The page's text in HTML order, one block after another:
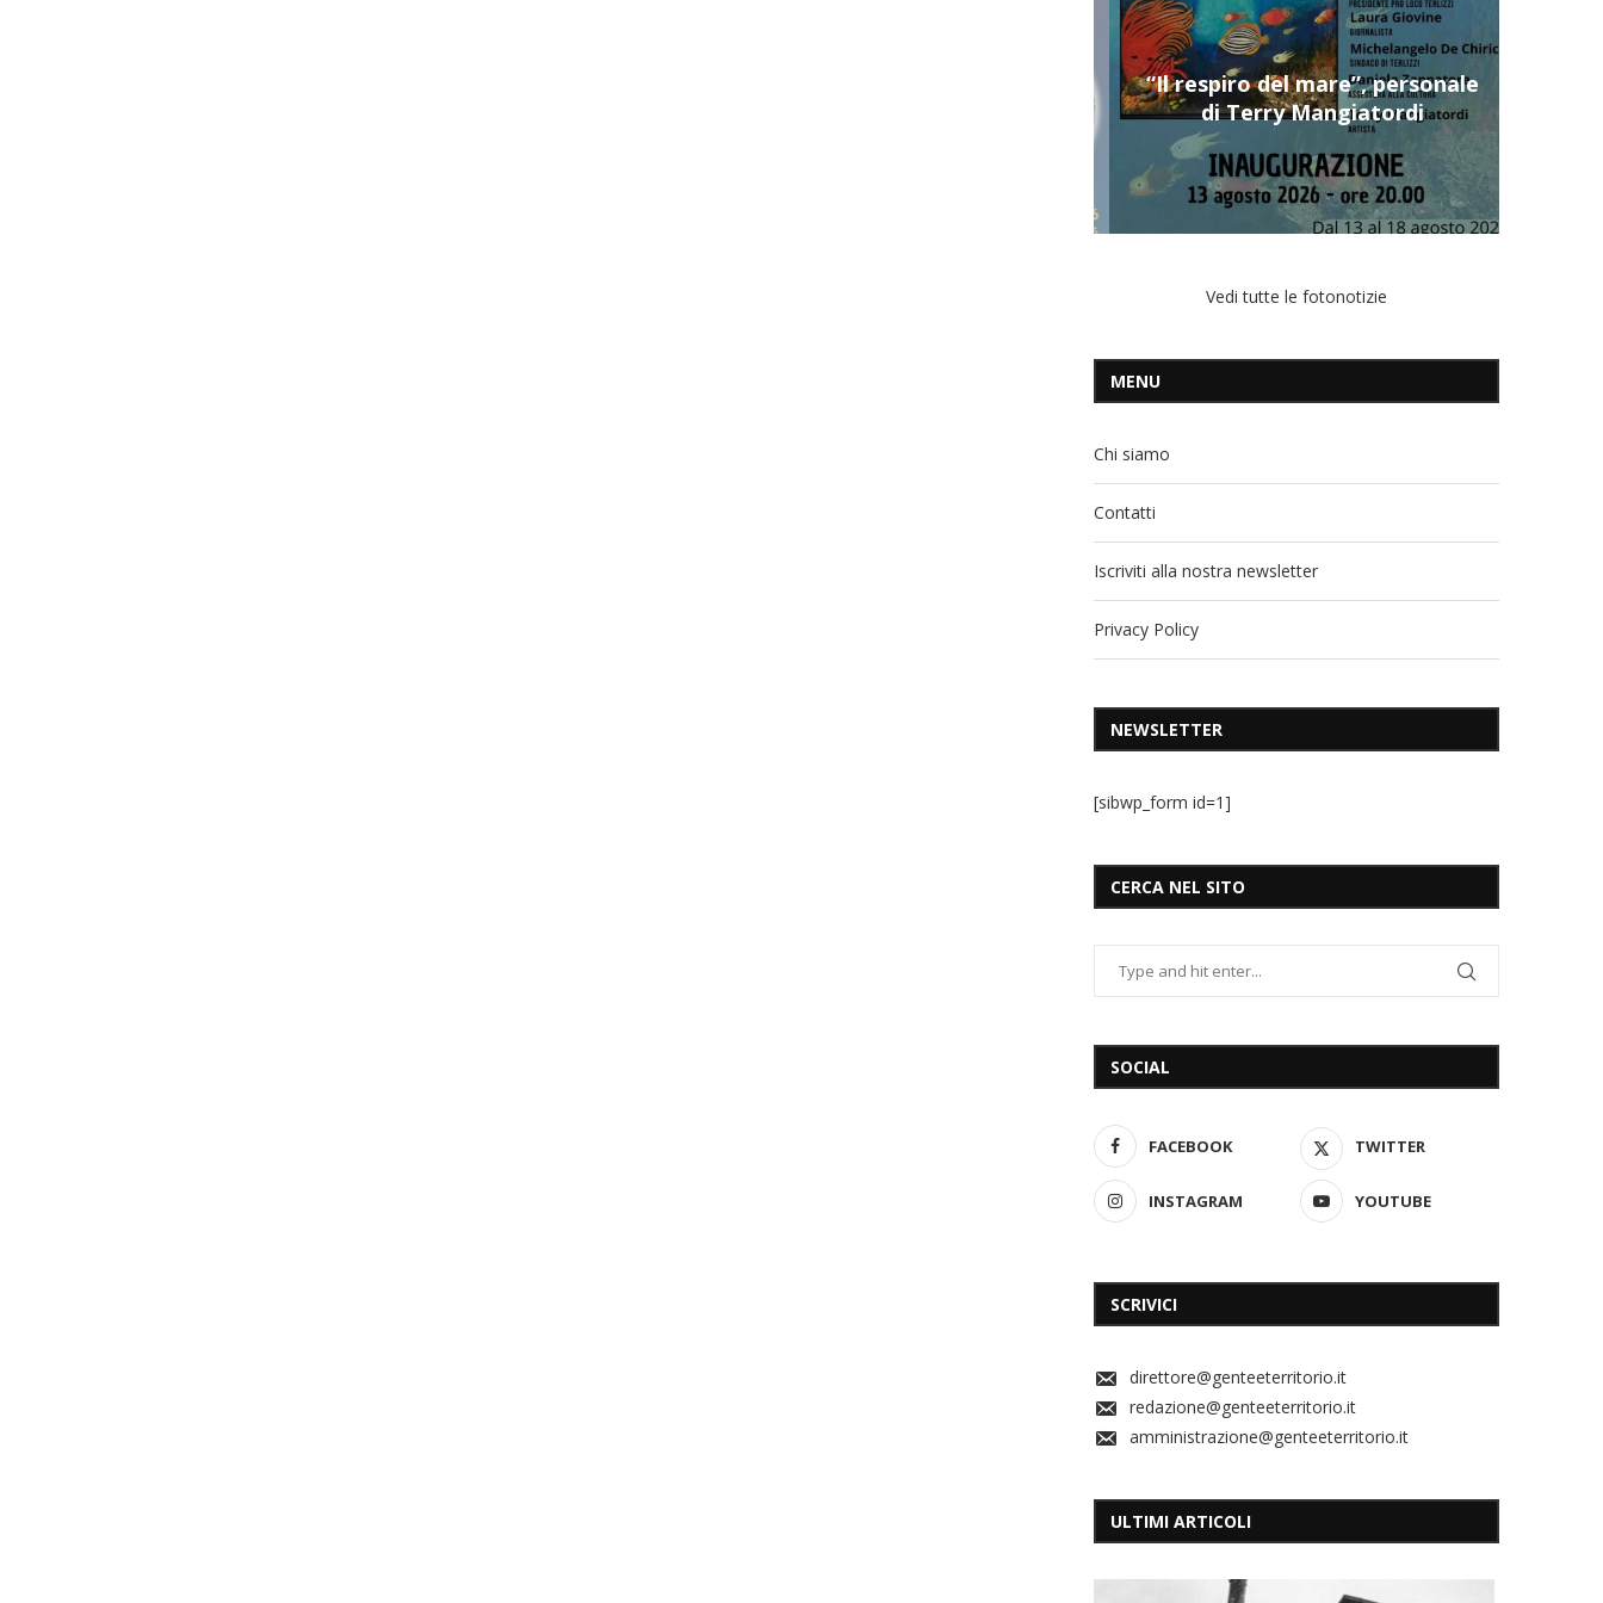
“Il respiro del mare”, personale
di Terry Mangiatordi
Vedi tutte le fotonotizie
MENU
Chi siamo
Contatti
Iscriviti alla nostra newsletter
Privacy Policy
NEWSLETTER
[sibwp_form id=1]
CERCA NEL SITO
SOCIAL
FACEBOOK TWITTER
INSTAGRAM YOUTUBE
SCRIVICI
direttore@genteeterritorio.it
redazione@genteeterritorio.it
amministrazione@genteeterritorio.it
ULTIMI ARTICOLI